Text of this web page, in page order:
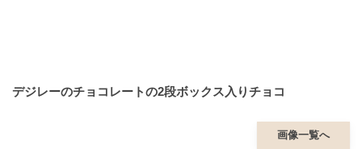
デジレーのチョコレートの2段ボックス入りチョコ
画像一覧へ